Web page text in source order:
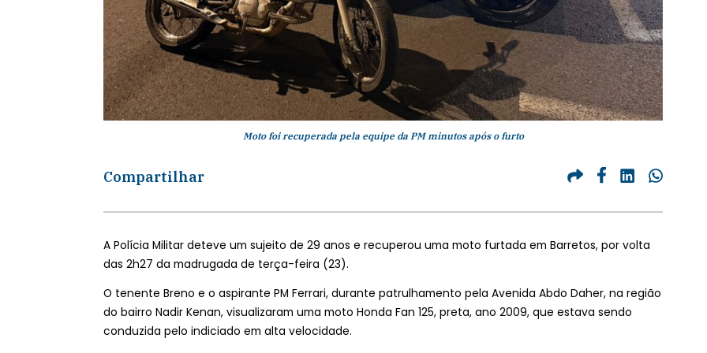
Moto foi recuperada pela equipe da PM minutos após o furto
Compartilhar
A Polícia Militar deteve um sujeito de 29 anos e recuperou uma moto furtada em Barretos, por volta
das 2h27 da madrugada de terça-feira (23).
O tenente Breno e o aspirante PM Ferrari, durante patrulhamento pela Avenida Abdo Daher, na região
do bairro Nadir Kenan, visualizaram uma moto Honda Fan 125, preta, ano 2009, que estava sendo
conduzida pelo indiciado em alta velocidade.